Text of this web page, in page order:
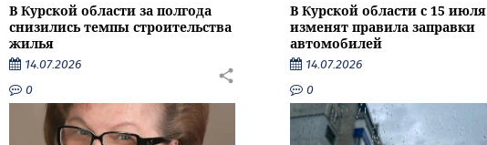
В Курской области за полгода
снизились темпы строительства
жилья
14.07.2026
0
В Курской области с 15 июля
изменят правила заправки
автомобилей
14.07.2026
0